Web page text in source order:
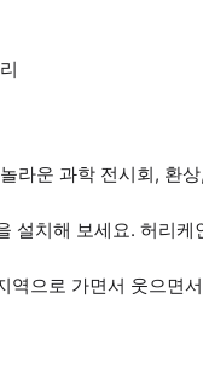
운 과학 전시회, 환
설치해 보세요. 허리
으로 가면서 웃으면